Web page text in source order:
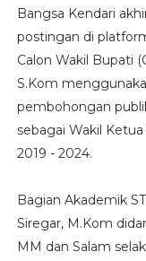
Bangsa Kendari
postingan di
Calon Wakil Bupati
S.Kom
pembohongan
sebagai Wakil
2019 - 2024.
Bagian Akademik
Siregar, M.Kom
MM dan Salam